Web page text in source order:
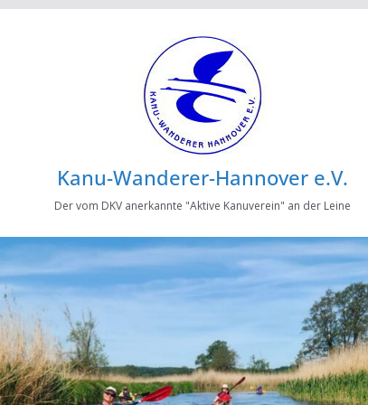
Kanu-Wanderer-Hannover e.V.
Der vom DKV anerkannte "Aktive Kanuverein" an der Leine